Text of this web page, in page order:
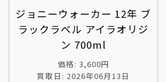
ジョニーウォーカー 12年 ブ
ラックラベル アイラオリジ
ン 700ml
価格: 3,600円
買取日: 2026年06月13日